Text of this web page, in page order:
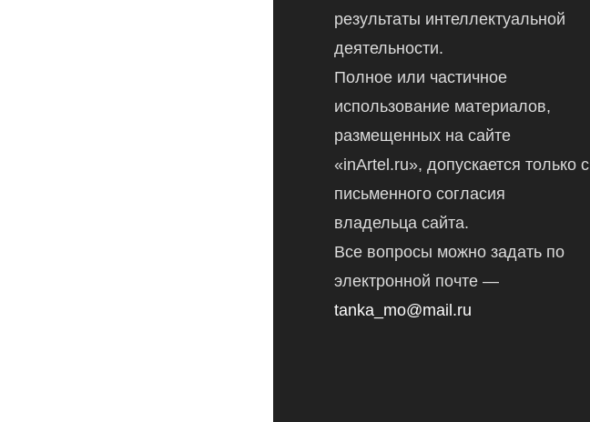
результаты интеллектуальной
деятельности.
Полное или частичное
использование материалов,
размещенных на сайте
«inArtel.ru», допускается только с
письменного согласия
владельца сайта.
Все вопросы можно задать по
электронной почте —
tanka_mo@mail.ru